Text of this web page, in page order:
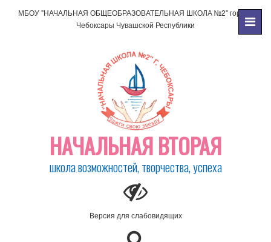
МБОУ "НАЧАЛЬНАЯ ОБЩЕОБРАЗОВАТЕЛЬНАЯ ШКОЛА №2" города
Чебоксары Чувашской Республики
НАЧАЛЬНАЯ ВТОРАЯ
школа возможностей, творчества, успеха
Версия для слабовидящих